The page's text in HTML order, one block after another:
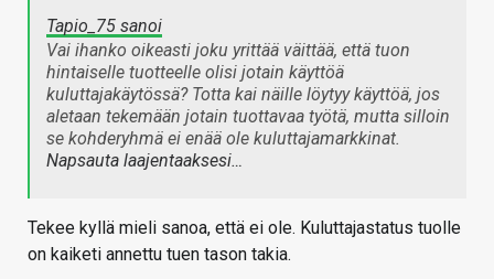
Tapio_75 sanoi
Vai ihanko oikeasti joku yrittää väittää, että tuon
hintaiselle tuotteelle olisi jotain käyttöä
kuluttajakäytössä? Totta kai näille löytyy käyttöä, jos
aletaan tekemään jotain tuottavaa työtä, mutta silloin
se kohderyhmä ei enää ole kuluttajamarkkinat.
Napsauta laajentaaksesi…
Tekee kyllä mieli sanoa, että ei ole. Kuluttajastatus tuolle
on kaiketi annettu tuen tason takia.